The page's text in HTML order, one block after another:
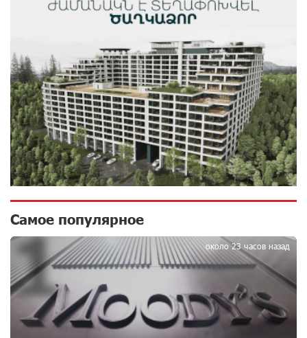
Состоялось открытие Khachaturian Rooftop при
поддержке IDBank
Пашинян ты упустил свой шанс уйти спокойно.
Аршак Карапетян
10 дней назад
Обновленный Центр продаж и обслуживания Ucom
открылся по адресу ул. Шаумяна, 24/2 в Арарате
10 дней назад
независимого Азербайджана. Аршак Карапетян
11 дней назад
Бывший премьер-министр Словакии обратился к
президенту страны с просьбой содействовать
освобождению армянских заключенных,
осужденных в Азербайджане
Самое популярное
около 23 часов назад
1